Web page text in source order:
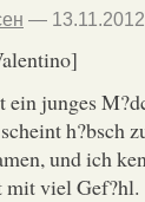
— 13.11.2012
junges
h?bsch
und ich
mit viel Gef?hl.